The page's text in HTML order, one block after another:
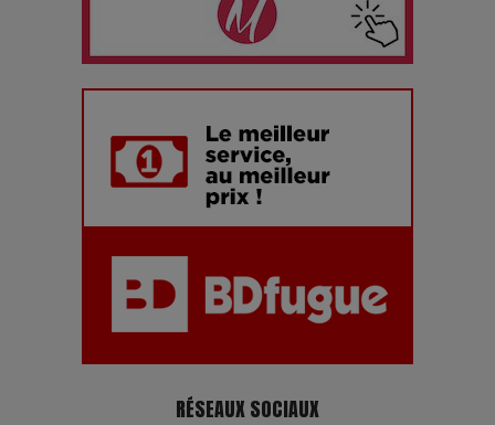
7 Techniques Secrètes des Photographes de Stars
Adieu Jean-Pat : rire au bord du précipice
Pharaonic Festival 2025 : 10 ans d’électro sous les
RÉSEAUX SOCIAUX